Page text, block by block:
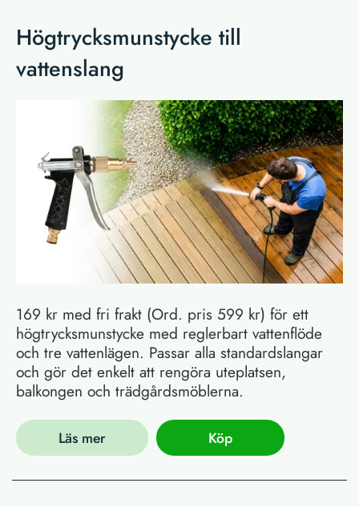
Högtrycksmunstycke till
vattenslang
169 kr med fri frakt (Ord. pris 599 kr) för ett
högtrycksmunstycke med reglerbart vattenflöde
och tre vattenlägen. Passar alla standardslangar
och gör det enkelt att rengöra uteplatsen,
balkongen och trädgårdsmöblerna.
Läs mer Köp